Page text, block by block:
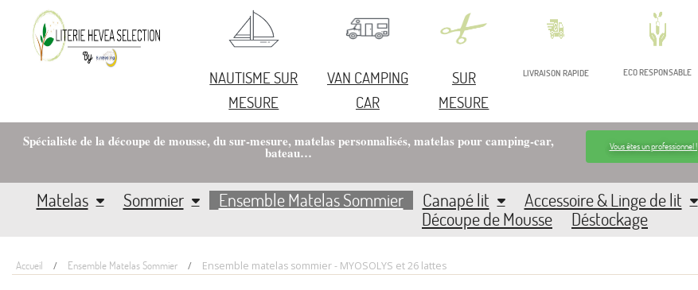
NAUTISME SUR
MESURE
VAN CAMPING
CAR
SUR
MESURE
LIVRAISON RAPIDE ECO RESPONSABLE
Spécialiste de la découpe de mousse, du sur-mesure, matelas personnalisés, matelas pour camping-car,
bateau… Vous êtes un professionnel !
Matelas Sommier Ensemble Matelas Sommier Canapé lit Accessoire & Linge de lit
Découpe de Mousse
Déstockage
Accueil Ensemble Matelas Sommier Ensemble matelas sommier - MYOSOLYS et 26 lattes